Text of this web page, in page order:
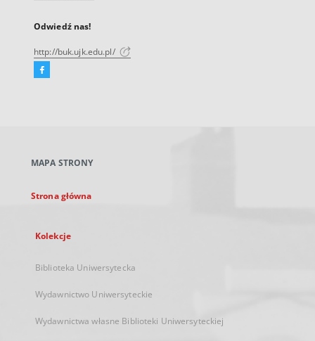
Odwiedź nas!
http://buk.ujk.edu.pl/
Facebook
karcie
MAPA STRONY
Strona główna
Kolekcje
Biblioteka Uniwersytecka
Wydawnictwo Uniwersyteckie
Wydawnictwa własne Biblioteki Uniwersyteckiej